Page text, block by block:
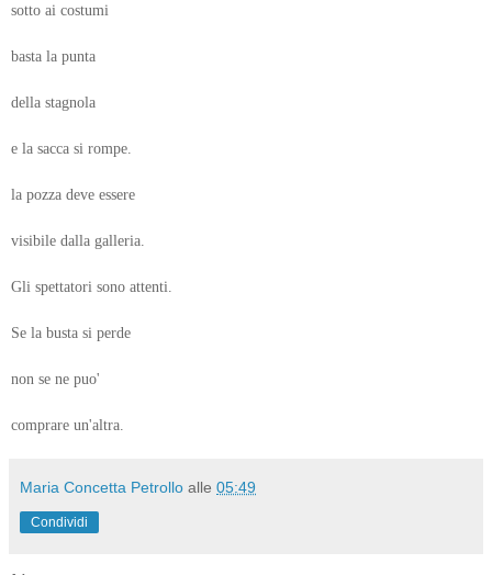
sotto ai costumi
basta la punta
della stagnola
e la sacca si rompe.
la pozza deve essere
visibile dalla galleria.
Gli spettatori sono attenti.
Se la busta si perde
non se ne puo'
comprare un'altra.
Maria Concetta Petrollo alle 05:49
Condividi